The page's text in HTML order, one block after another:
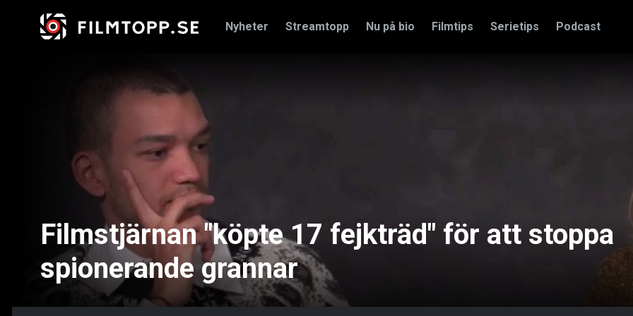
Nyheter Streamtopp Nu på bio Filmtips Serietips Podcast
Filmstjärnan "köpte 17 fejkträd" för att stoppa
spionerande grannar